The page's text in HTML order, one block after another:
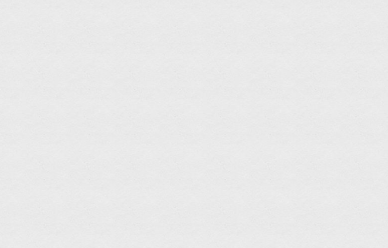
posztmodern gyermeklíra sajátosságain keresztül
. Irodalmi Szemle, 2015/5., 66‒75., itt: 68‒
kötete ezekbe a kontextusokba ágyazódik
körül. Az intertextuális háló legfelfejthetőbb 20.
vágyak katalogizálásán (
De szeretnék –